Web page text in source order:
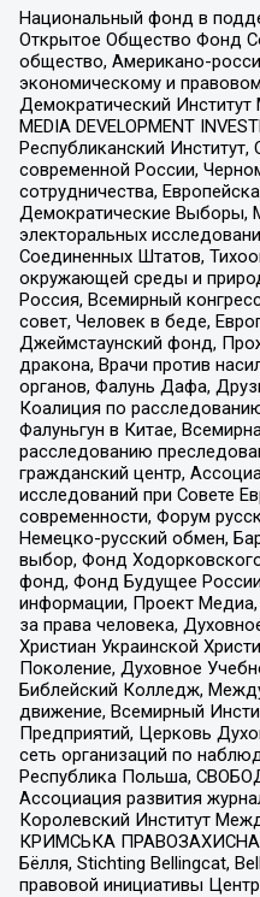
Национальный фонд в
Открытое Общество Фонд
общество, Американо-
экономическому и
Демократический
MEDIA DEVELOPMENT
Республиканский
современной России,
сотрудничества,
Демократические Выборы,
электоральных
Соединенных Штатов,
окружающей среды и
Россия, Всемирный
совет, Человек в беде,
Джеймстаунский фонд,
дракона, Врачи против
органов, Фалунь Дафа,
Коалиция по
Фалуньгун в Китае,
расследованию
гражданский центр,
исследований при Совете
современности, Форум
Немецко-русский обмен,
выбор, Фонд
фонд, Фонд Будущее
информации, Проект
за права человека,
Христиан Украинской
Поколение, Духовное
Библейский Колледж,
движение, Всемирный
Предприятий, Церковь
сеть организаций по
Республика Польша,
Ассоциация развития
Королевский Институт
КРИМСЬКА ПРАВОЗАХИСНА
Бёлля, Stichting Bellingcat,
правовой инициативы